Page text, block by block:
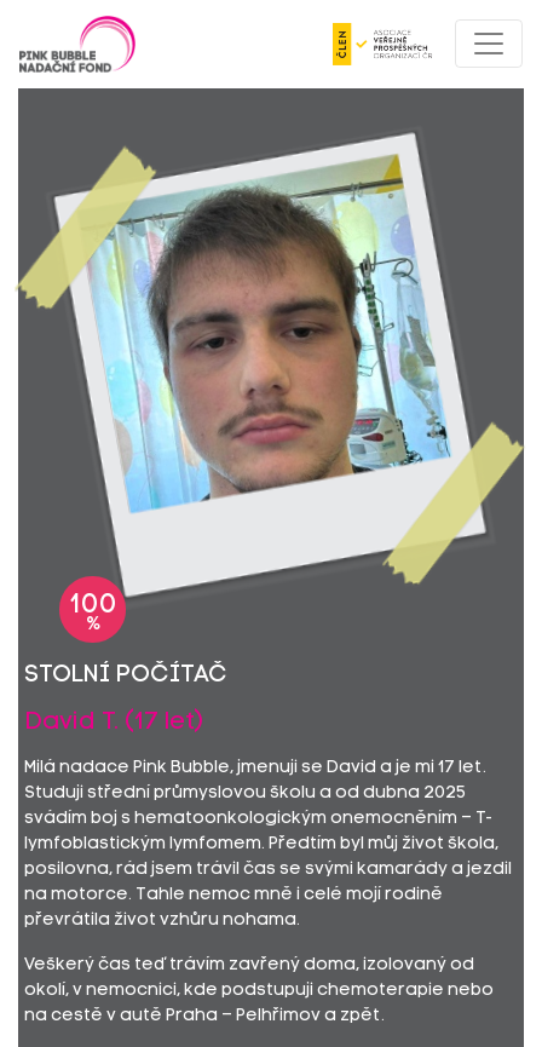
100
%
Stolní počítač
David T. (17 let)
Milá nadace Pink Bubble, jmenuji se David a je mi 17 let.
Studuji střední průmyslovou školu a od dubna 2025
svádím boj s hematoonkologickým onemocněním – T-
lymfoblastickým lymfomem. Předtím byl můj život škola,
posilovna, rád jsem trávil čas se svými kamarády a jezdil
na motorce. Tahle nemoc mně i celé mojí rodině
převrátila život vzhůru nohama.
Veškerý čas teď trávím zavřený doma, izolovaný od
okolí, v nemocnici, kde podstupuji chemoterapie nebo
na cestě v autě Praha – Pelhřimov a zpět.